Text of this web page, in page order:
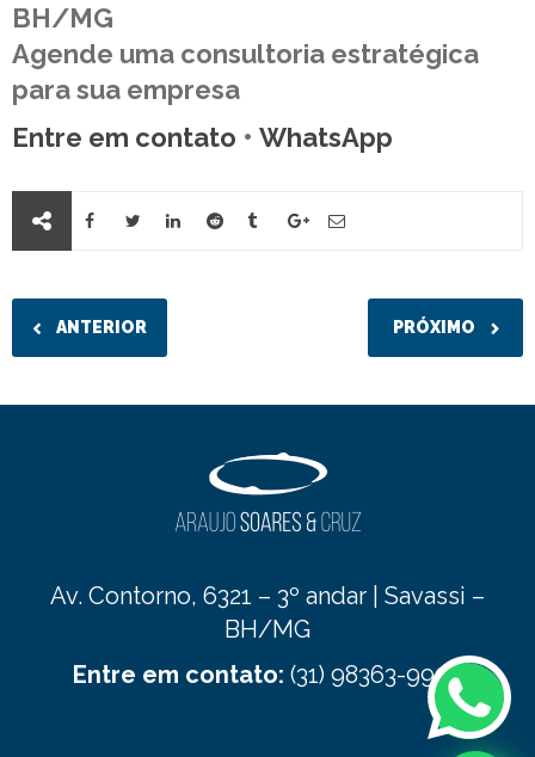
BH/MG
Agende uma consultoria estratégica
para sua empresa
Entre em contato • WhatsApp
PRÓXIMO
ANTERIOR
Av. Contorno, 6321 – 3º andar | Savassi –
BH/MG
Entre em contato: (31) 98363-9900